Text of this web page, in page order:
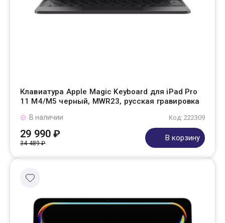
Клавиатура Apple Magic Keyboard для iPad Pro
11 M4/M5 черный, MWR23, русская гравировка
Код: 222309
В наличии
29 990 ₽
34 489 ₽
В корзину